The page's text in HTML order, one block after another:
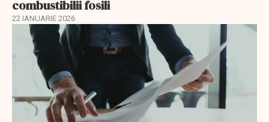
combustibilii fosili
22 IANUARIE 2026